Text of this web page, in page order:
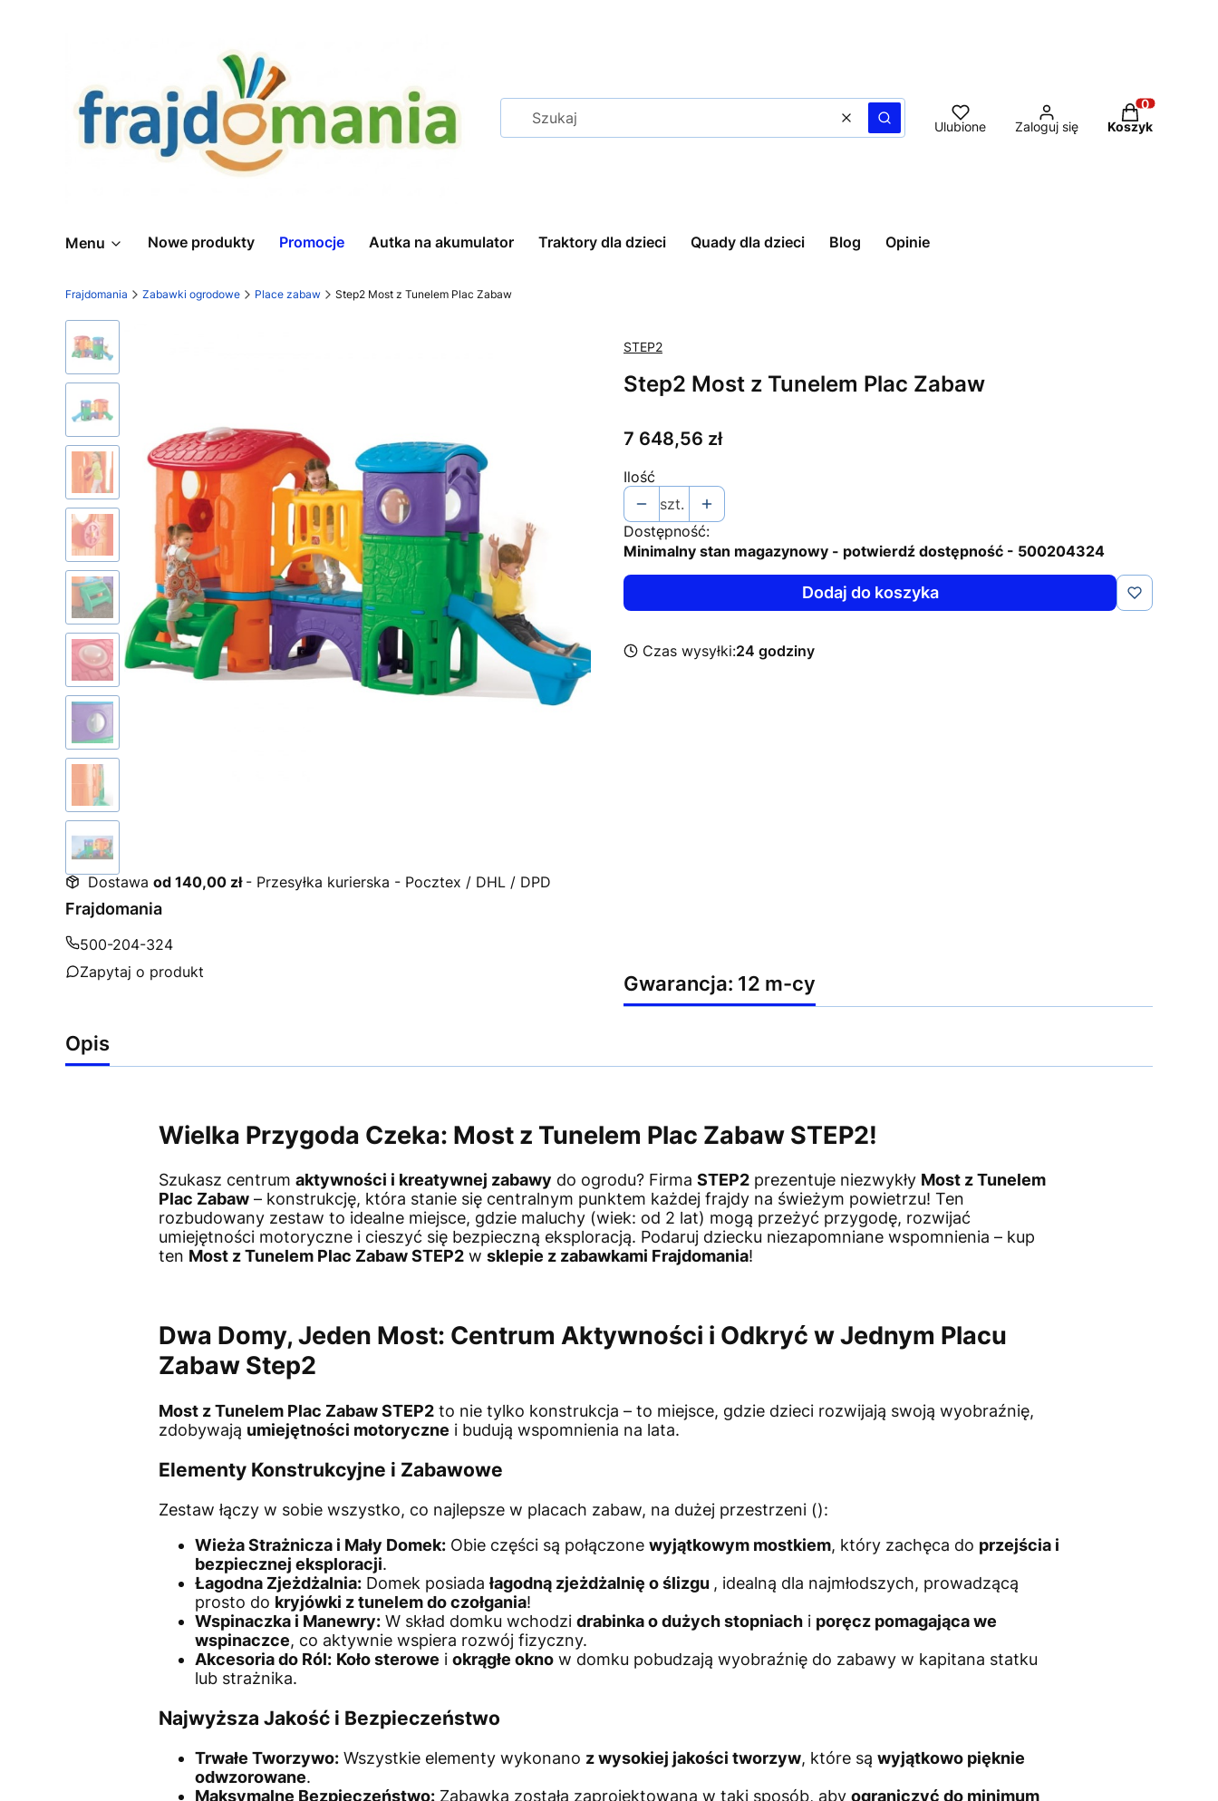
WyczyśćSzukaj Ulubione Zaloguj się
Produkty w
Koszyk
Menu Nowe produkty Promocje Autka na akumulator Traktory dla dzieci Quady dla dzieci Blog Opinie
Frajdomania Zabawki ogrodowe Place zabaw Step2 Most z Tunelem Plac Zabaw
STEP2
Step2 Most z Tunelem Plac Zabaw
Cena
7 648,56 zł
Ilość
szt.
Dostępność:
Minimalny stan magazynowy - potwierdź dostępność - 500204324
Dodaj do koszyka
Czas wysyłki:24 godziny
Dostawa od 140,00 zł - Przesyłka kurierska - Pocztex / DHL / DPD
Frajdomania
500-204-324
Zapytaj o produkt
Gwarancja: 12 m-cy
Opis
Wielka Przygoda Czeka: Most z Tunelem Plac Zabaw STEP2!
Szukasz centrum aktywności i kreatywnej zabawy do ogrodu? Firma STEP2prezentuje niezwykły Most z Tunelem
Plac Zabaw– konstrukcję, która stanie się centralnym punktem każdej frajdy na świeżym powietrzu! Ten
rozbudowany zestaw to idealne miejsce, gdzie maluchy (wiek: od 2 lat) mogą przeżyć przygodę, rozwijać
umiejętności motoryczne i cieszyć się bezpieczną eksploracją. Podaruj dziecku niezapomniane wspomnienia – kup
ten Most z Tunelem Plac Zabaw STEP2w sklepie z zabawkami Frajdomania!
Dwa Domy, Jeden Most: Centrum Aktywności i Odkryć w Jednym Placu
Zabaw Step2
Most z Tunelem Plac Zabaw STEP2to nie tylko konstrukcja – to miejsce, gdzie dzieci rozwijają swoją wyobraźnię,
zdobywają umiejętności motoryczne i budują wspomnienia na lata.
Elementy Konstrukcyjne i Zabawowe
Zestaw łączy w sobie wszystko, co najlepsze w placach zabaw, na dużej przestrzeni ():
Wieża Strażnicza i Mały Domek:Obie części są połączone wyjątkowym mostkiem, który zachęca do przejścia i
bezpiecznej eksploracji.
Łagodna Zjeżdżalnia:Domek posiadałagodną zjeżdżalnię o ślizgu , idealną dla najmłodszych, prowadzącą
prosto do kryjówki z tunelem do czołgania!
Wspinaczka i Manewry:W skład domku wchodzi drabinka o dużych stopniachi poręcz pomagająca we
wspinaczce, co aktywnie wspiera rozwój fizyczny.
Akcesoria do Ról: Koło sterowe i okrągłe oknow domku pobudzają wyobraźnię do zabawy w kapitana statku
lub strażnika.
Najwyższa Jakość i Bezpieczeństwo
Trwałe Tworzywo:Wszystkie elementy wykonano z wysokiej jakości tworzyw, które są wyjątkowo pięknie
odwzorowane.
Maksymalne Bezpieczeństwo:Zabawka została zaprojektowana w taki sposób, aby ograniczyć do minimum